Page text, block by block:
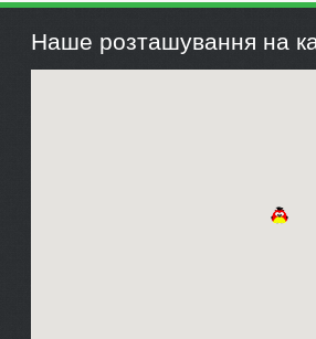
Наше розташування на